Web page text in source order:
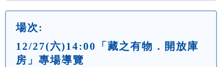
場次:
12/27(六)14:00「藏之有物．開放庫
房」專場導覽